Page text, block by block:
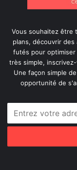
Vous souhaitez être
plans, découvrir
futés pour optimiser
très simple,
Une façon simple
opportunité de